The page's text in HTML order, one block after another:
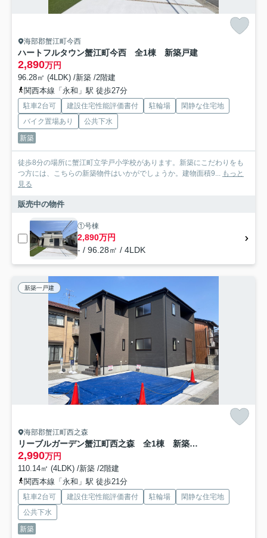
海部郡蟹江町今西
ハートフルタウン蟹江町今西 全1棟 新築戸建
2,890万円
96.28㎡ (4LDK) /新築 /2階建
関西本線「永和」駅 徒歩27分
駐車2台可 建設住宅性能評価書付 駐輪場
閑静な住宅地
バイク置場あり
公共下水
新築
徒歩8分の場所に蟹江町立学戸小学校があります。新築にこだわりをも
つ方には、こちらの新築物件はいかがでしょうか。建物面積9... もっと
見る
販売中の物件
①号棟
2,890万円
- / 96.28㎡ / 4LDK
新築一戸建
海部郡蟹江町西之森
リーブルガーデン蟹江町西之森 全1棟 新築戸建
2,990万円
110.14㎡ (4LDK) /新築 /2階建
関西本線「永和」駅 徒歩21分
駐車2台可 建設住宅性能評価書付 駐輪場
閑静な住宅地
公共下水
新築